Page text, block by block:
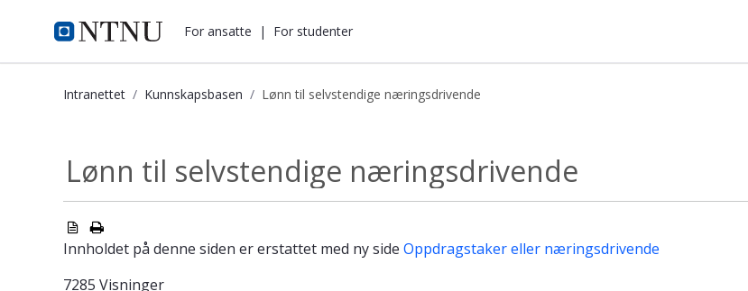
i.ntnu.no For ansatte | For studenter
Intranettet Kunnskapsbasen Lønn til selvstendige næringsdrivende
Lønn til selvstendige næringsdrivende
Innholdet på denne siden er erstattet med ny side Oppdragstaker eller næringsdrivende
7285 Visninger